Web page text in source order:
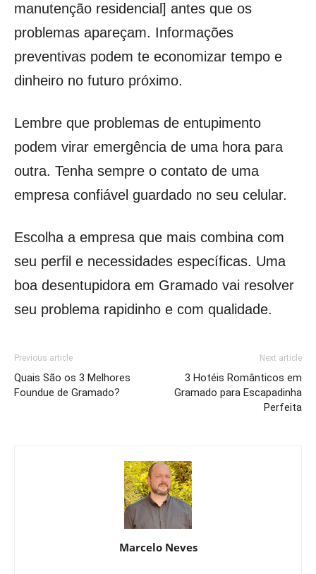
manutenção residencial] antes que os
problemas apareçam. Informações
preventivas podem te economizar tempo e
dinheiro no futuro próximo.
Lembre que problemas de entupimento
podem virar emergência de uma hora para
outra. Tenha sempre o contato de uma
empresa confiável guardado no seu celular.
Escolha a empresa que mais combina com
seu perfil e necessidades específicas. Uma
boa desentupidora em Gramado vai resolver
seu problema rapidinho e com qualidade.
Previous article
Quais São os 3 Melhores
Foundue de Gramado?
Next article
3 Hotéis Românticos em
Gramado para Escapadinha
Perfeita
Marcelo Neves